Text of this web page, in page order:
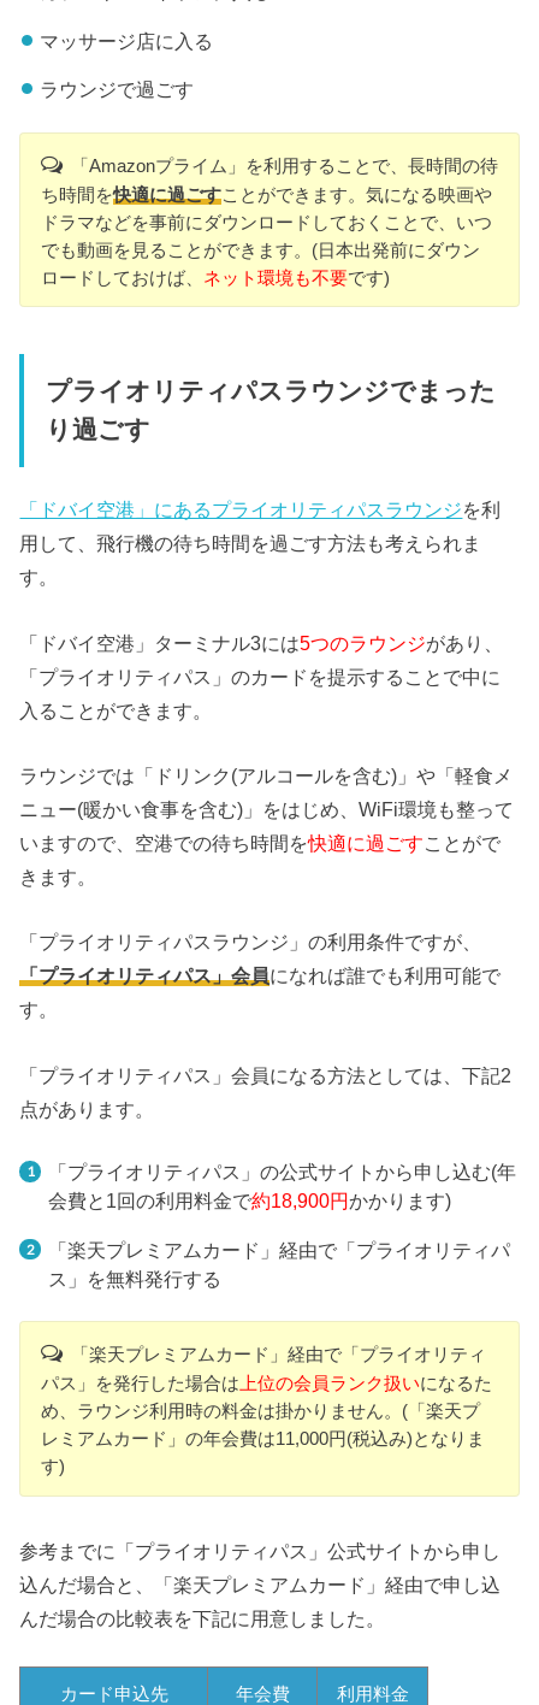
マッサージ店に入る
ラウンジで過ごす
「Amazonプライム」を利用することで、長時間の待
ち時間を快適に過ごすことができます。気になる映画や
ドラマなどを事前にダウンロードしておくことで、いつ
でも動画を見ることができます。(日本出発前にダウン
ロードしておけば、 ネット環境も不要です)
プライオリティパスラウンジでまった
り過ごす
「ドバイ空港」にあるプライオリティパスラウンジを利
用して、飛行機の待ち時間を過ごす方法も考えられま
す。
「ドバイ空港」ターミナル3には5つのラウンジがあり、
「プライオリティパス」のカードを提示することで中に
入ることができます。
ラウンジでは「ドリンク(アルコールを含む)」や「軽食メ
ニュー(暖かい食事を含む)」をはじめ、WiFi環境も整って
いますので、空港での待ち時間を快適に過ごすことがで
きます。
「プライオリティパスラウンジ」の利用条件ですが、
「プライオリティパス」会員になれば誰でも利用可能で
す。
「プライオリティパス」会員になる方法としては、下記2
点があります。
「プライオリティパス」の公式サイトから申し込む(年
会費と1回の利用料金で約18,900円かかります)
「楽天プレミアムカード」経由で「プライオリティパ
ス」を無料発行する
「楽天プレミアムカード」経由で「プライオリティ
パス」を発行した場合は 上位の会員ランク扱いになるた
め、ラウンジ利用時の料金は掛かりません。(「楽天プ
レミアムカード」の年会費は11,000円(税込み)となりま
す)
参考までに「プライオリティパス」公式サイトから申し
込んだ場合と、「楽天プレミアムカード」経由で申し込
んだ場合の比較表を下記に用意しました。
カード申込先 年会費 利用料金